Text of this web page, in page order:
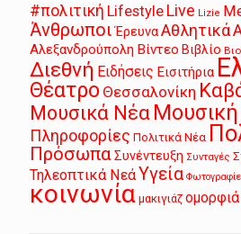
#πολιτική Lifestyle Live Lizie
Άνθρωποι ΈρευναΑθλητικά
Αλεξανδρούπολη Βίντεο Βιβλίο
Διεθνή Ειδήσεις Εισιτήρια
Θέατρο Θεσσαλονίκη
Μουσικά Νέα Μουσική
Πληροφορίες Πολιτικά Νέα
ΠρόσωπαΣυνέντευξη Συνταγές
Τηλεοπτικά ΝεάΥγεία
κοινωνία μακιγιάζ ομορφιά